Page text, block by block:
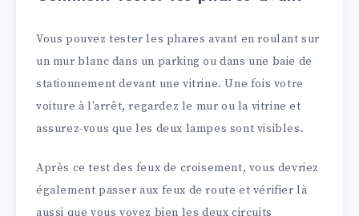
Vous pouvez tester les phares avant en roulant sur
un mur blanc dans un parking ou dans une baie de
stationnement devant une vitrine. Une fois votre
voiture à l’arrêt, regardez le mur ou la vitrine et
assurez-vous que les deux lampes sont visibles.
Après ce test des feux de croisement, vous devriez
également passer aux feux de route et vérifier là
aussi que vous voyez bien les deux circuits